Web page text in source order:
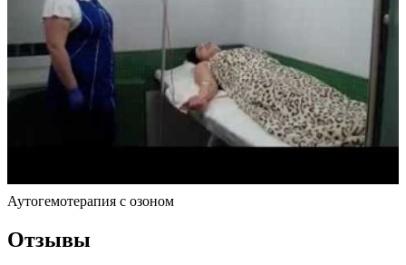
Аутогемотерапия с озоном
Отзывы